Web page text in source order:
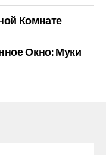
Комнате
Окно: Муки